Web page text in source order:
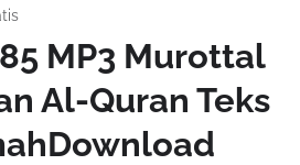
MP3 Murottal
Al-Quran Teks